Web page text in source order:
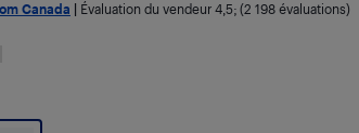
Canada Évaluation du vendeur 4,5; (2 198 évaluations)